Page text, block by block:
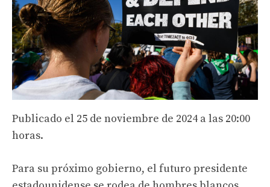
Publicado el 25 de noviembre de 2024 a las 20:00
horas.
Para su próximo gobierno, el futuro presidente